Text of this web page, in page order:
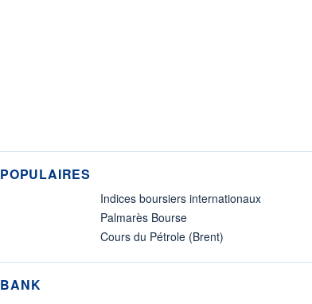
Indices boursiers internationaux
Palmarès Bourse
Cours du Pétrole (Brent)